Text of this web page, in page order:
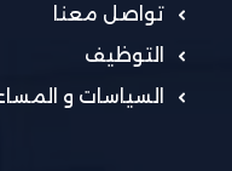
تواصل معنا
التوظيف
السياسات و